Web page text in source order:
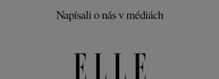
Napísali o nás v médiách